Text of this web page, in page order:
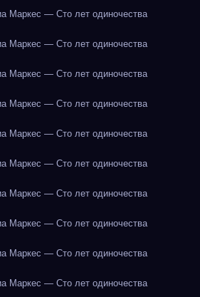
Маркес — Сто лет одиночества
Маркес — Сто лет одиночества
Маркес — Сто лет одиночества
Маркес — Сто лет одиночества
Маркес — Сто лет одиночества
Маркес — Сто лет одиночества
Маркес — Сто лет одиночества
Маркес — Сто лет одиночества
Маркес — Сто лет одиночества
Маркес — Сто лет одиночества